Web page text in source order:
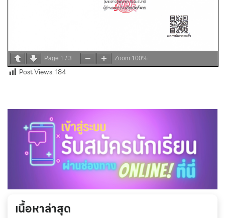
Page 1 / 3 Zoom 100%
Post Views:184
เนื้อหาล่าสุด